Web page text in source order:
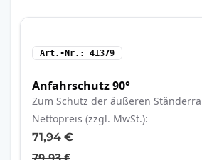
Art.-Nr. 41379
Anfahrschutz 90°
Zum Schutz der äußeren
Nettopreis (zzgl. MwSt.)
71,94 €